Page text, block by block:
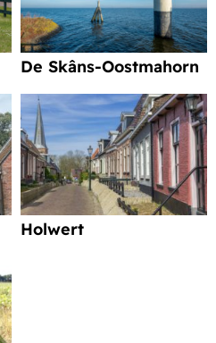
De Skâns-Oostmahorn
Holwert